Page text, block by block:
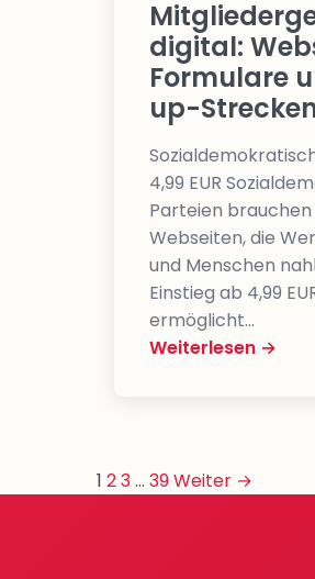
digital:
Formulare
up-
4,99 EUR
Parteien
Webseiten, die
und Menschen
Einstieg ab 4,99
ermöglicht…
Weiterlesen →
1 23… 39Weiter →